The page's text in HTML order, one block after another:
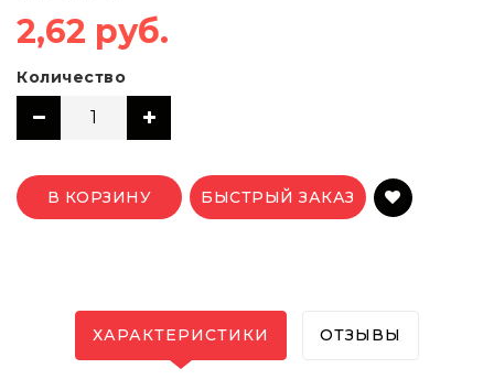
2,62 руб.
Количество
В КОРЗИНУ БЫСТРЫЙ ЗАКАЗ
ХАРАКТЕРИСТИКИ ОТЗЫВЫ